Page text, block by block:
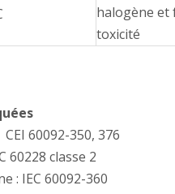
halogène et
toxicité
60092-350, 376
60228 classe 2
: IEC 60092-360